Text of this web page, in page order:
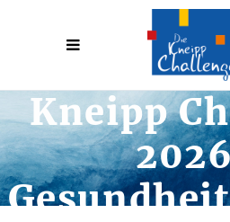
Kneipp